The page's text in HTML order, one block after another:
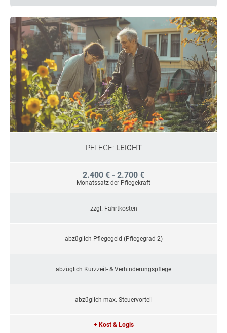
PFLEGE: LEICHT
2.400 € - 2.700 €
Monatssatz der Pflegekraft
zzgl. Fahrtkosten
abzüglich Pflegegeld (Pflegegrad 2)
abzüglich Kurzzeit- & Verhinderungspflege
abzüglich max. Steuervorteil
+ Kost & Logis